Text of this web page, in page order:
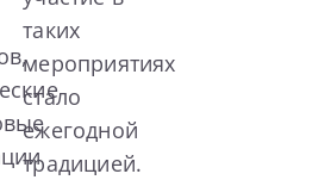
таких
мероприятиях
стало
ежегодной
традицией.